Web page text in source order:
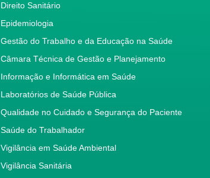
Direito Sanitário
Epidemiologia
Gestão do Trabalho e da Educação na Saúde
Câmara Técnica de Gestão e Planejamento
Informação e Informática em Saúde
Laboratórios de Saúde Pública
Qualidade no Cuidado e Segurança do Paciente
Saúde do Trabalhador
Vigilância em Saúde Ambiental
Vigilância Sanitária